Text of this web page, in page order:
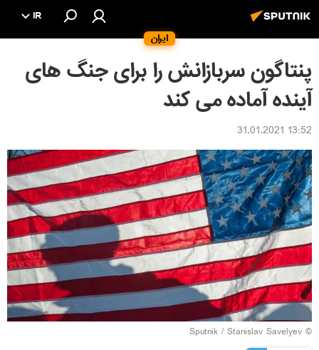
ایران
IR
پنتاگون سربازانش را برای جنگ های
آینده آماده می کند
13:52 31.01.2021
© Sputnik / Stanislav Savelyev